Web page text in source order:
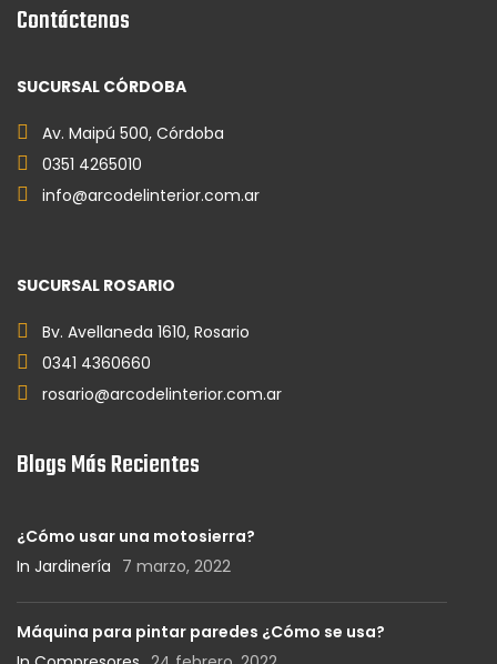
Contáctenos
SUCURSAL CÓRDOBA
Av. Maipú 500, Córdoba
0351 4265010
info@arcodelinterior.com.ar
SUCURSAL ROSARIO
Bv. Avellaneda 1610, Rosario
0341 4360660
rosario@arcodelinterior.com.ar
Blogs Más Recientes
¿Cómo usar una motosierra?
In Jardinería 7 marzo, 2022
Máquina para pintar paredes ¿Cómo se usa?